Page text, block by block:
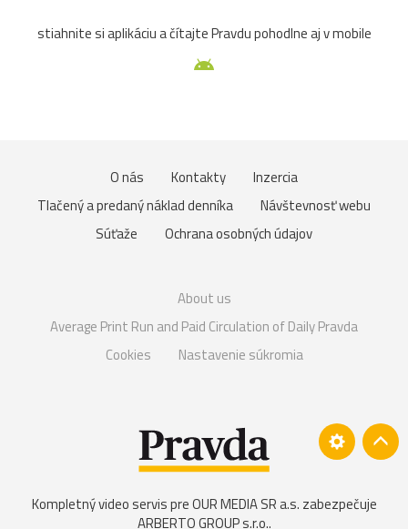
stiahnite si aplikáciu a čítajte Pravdu pohodlne aj v mobile
O nás Kontakty
Inzercia
Tlačený a predaný náklad denníka
Návštevnosť webu
Súťaže
Ochrana osobných údajov
About us
Average Print Run and Paid Circulation of Daily Pravda
Cookies
Nastavenie súkromia
Kompletný video servis pre OUR MEDIA SR a.s. zabezpečuje
ARBERTO GROUP s.r.o..